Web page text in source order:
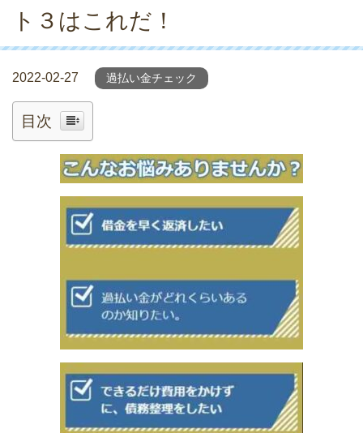
ト３はこれだ！
2022-02-27 過払い金チェック
目次